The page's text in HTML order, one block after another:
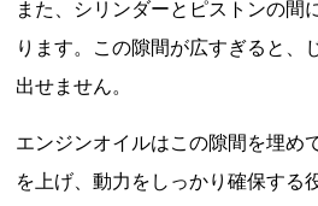
また、シリンダーとピストンの間
ります。この隙間が広すぎると、
出せません。
エンジンオイルはこの隙間を埋め
を上げ、動力をしっかり確保する